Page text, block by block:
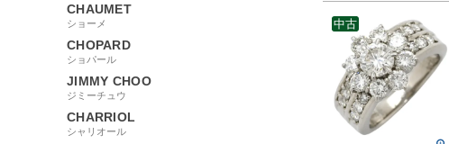
CHAUMET
ショーメ
CHOPARD
ショパール
JIMMY CHOO
ジミーチュウ
CHARRIOL
シャリオール
中古